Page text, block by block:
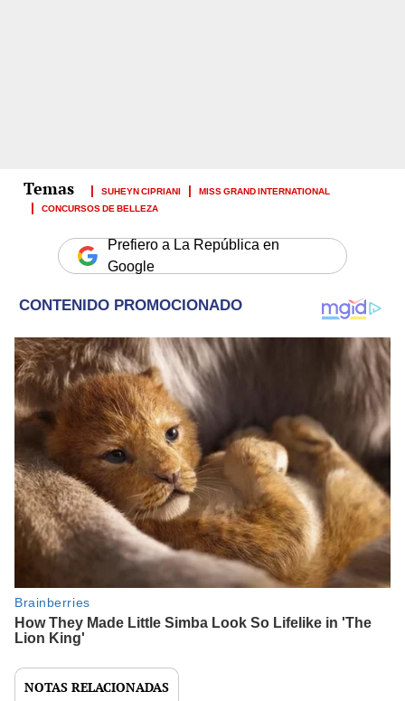
SUHEYN CIPRIANI
MISS GRAND INTERNATIONAL
CONCURSOS DE BELLEZA
Prefiero a La República en
Google
NOTAS RELACIONADAS